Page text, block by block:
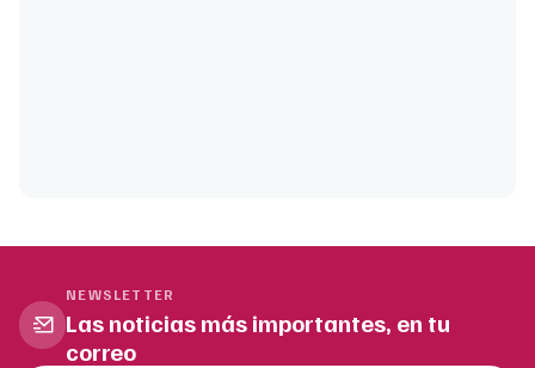
NEWSLETTER
Las noticias más importantes, en tu
correo